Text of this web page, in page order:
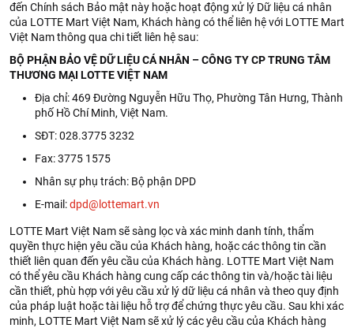
đến Chính sách Bảo mật này hoặc hoạt động xử lý Dữ liệu cá nhân
của LOTTE Mart Việt Nam, Khách hàng có thể liên hệ với LOTTE Mart
Việt Nam thông qua chi tiết liên hệ sau:
BỘ PHẬN BẢO VỆ DỮ LIỆU CÁ NHÂN – CÔNG TY CP TRUNG TÂM
THƯƠNG MẠI LOTTE VIỆT NAM
Địa chỉ: 469 Đường Nguyễn Hữu Thọ, Phường Tân Hưng, Thành
phố Hồ Chí Minh, Việt Nam.
SĐT: 028.3775 3232
Fax: 3775 1575
Nhân sự phụ trách: Bộ phận DPD
E-mail:dpd@lottemart.vn
LOTTE Mart Việt Nam sẽ sàng lọc và xác minh danh tính, thẩm
quyền thực hiện yêu cầu của Khách hàng, hoặc các thông tin cần
thiết liên quan đến yêu cầu của Khách hàng. LOTTE Mart Việt Nam
có thể yêu cầu Khách hàng cung cấp các thông tin và/hoặc tài liệu
cần thiết, phù hợp với yêu cầu xử lý dữ liệu cá nhân và theo quy định
của pháp luật hoặc tài liệu hỗ trợ để chứng thực yêu cầu. Sau khi xác
minh, LOTTE Mart Việt Nam sẽ xử lý các yêu cầu của Khách hàng